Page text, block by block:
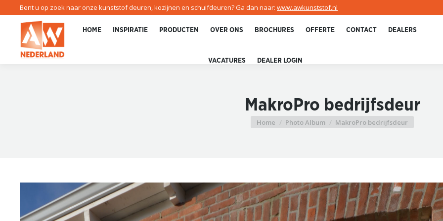
Bent u op zoek naar onze kunststof deuren, kozijnen en schuifdeuren? Ga dan naar: www.awkunststof.nl
HOME INSPIRATIE PRODUCTEN OVER ONS BROCHURES OFFERTE CONTACT DEALERS
VACATURES DEALER LOGIN
MakroPro bedrijfsdeur
Je bent hier:
Home Photo Album MakroPro bedrijfsdeur